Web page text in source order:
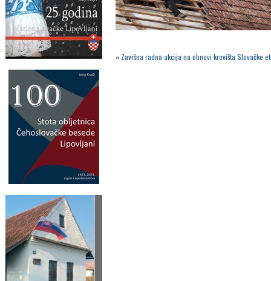
« Završna radna akcija na obnovi krovišta Slovačke